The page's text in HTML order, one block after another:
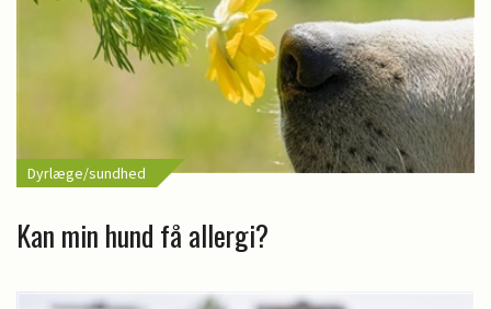
Dyrlæge/sundhed
Kan min hund få allergi?